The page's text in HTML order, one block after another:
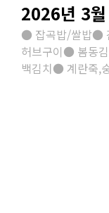
2026년 3
● 잡곡밥/쌀밥●
허브구이● 봄동
백김치● 계란죽,